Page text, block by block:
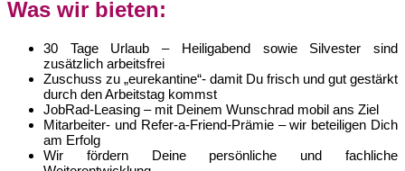
Was wir bieten:
30 Tage Urlaub – Heiligabend sowie Silvester sind
zusätzlich arbeitsfrei
Zuschuss zu „eurekantine“- damit Du frisch und gut gestärkt
durch den Arbeitstag kommst
JobRad-Leasing – mit Deinem Wunschrad mobil ans Ziel
Mitarbeiter- und Refer-a-Friend-Prämie – wir beteiligen Dich
am Erfolg
Wir fördern Deine persönliche und fachliche